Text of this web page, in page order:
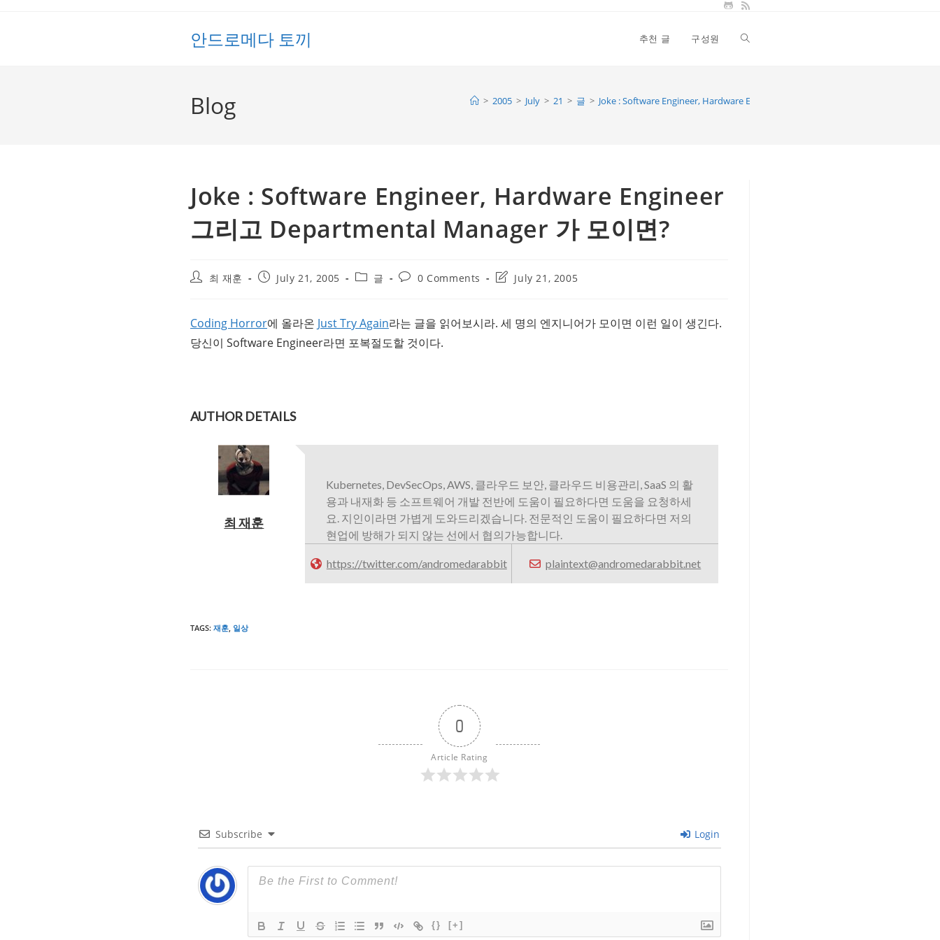
안드로메다 토끼 추천 글 구성원 Toggle
Blog > 2005 > July > 21 > 글 > Joke : Software Engineer, Hardware Engineer 그리고 Departmental Manager 가 모
Joke : Software Engineer, Hardware Engineer
그리고 Departmental Manager 가 모이면?
Post최 재훈
PostJuly 21, 2005
Post글
Post0 Comments
PostJuly 21, 2005
Coding Horror에 올라온 Just Try Again라는 글을 읽어보시라. 세 명의 엔지니어가 모이면 이런 일이 생긴다.
당신이 Software Engineer라면 포복절도할 것이다.
AUTHOR DETAILS
최 재훈
Kubernetes, DevSecOps, AWS, 클라우드 보안, 클라우드 비용관리, SaaS 의 활
용과 내재화 등 소프트웨어 개발 전반에 도움이 필요하다면 도움을 요청하세
요. 지인이라면 가볍게 도와드리겠습니다. 전문적인 도움이 필요하다면 저의
현업에 방해가 되지 않는 선에서 협의가능합니다.
https://twitter.com/andromedarabbit plaintext@andromedarabbit.net
TAGS: 재훈, 일상
0
Article Rating
Subscribe Login
{} [+]